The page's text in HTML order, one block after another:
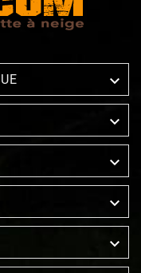




